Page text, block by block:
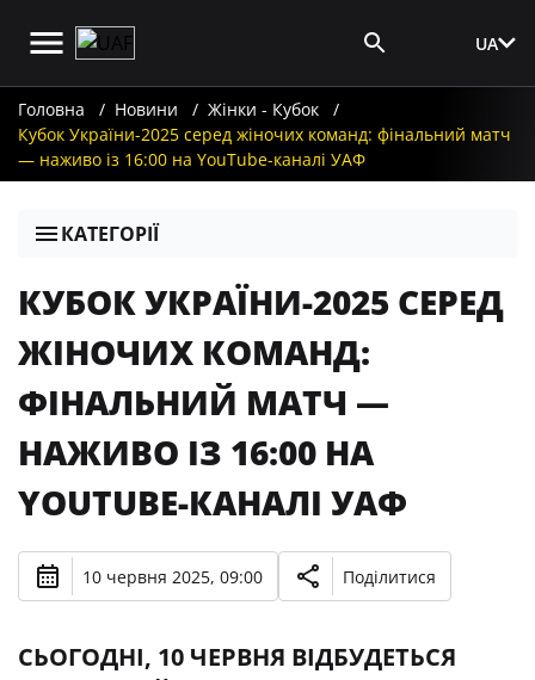
UA
Головна Новини
Жінки - Кубок
Кубок України-2025 серед жіночих команд: фінальний матч
— наживо із 16:00 на YouTube-каналі УАФ
КАТЕГОРІЇ
КУБОК УКРАЇНИ-2025 СЕРЕД
ЖІНОЧИХ КОМАНД:
ФІНАЛЬНИЙ МАТЧ —
НАЖИВО ІЗ 16:00 НА
YOUTUBE-КАНАЛІ УАФ
10 червня 2025, 09:00 Поділитися
СЬОГОДНІ, 10 ЧЕРВНЯ ВІДБУДЕТЬСЯ